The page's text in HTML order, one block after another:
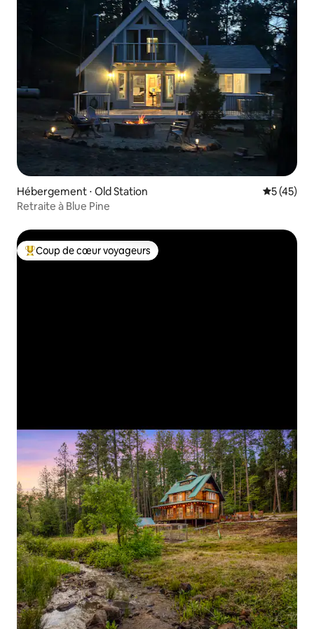
Hébergement ⋅ Old Station
5 (45)
Retraite à Blue Pine
Coups de cœur voyageurs les plus appréciés
Coup de cœur voyageurs